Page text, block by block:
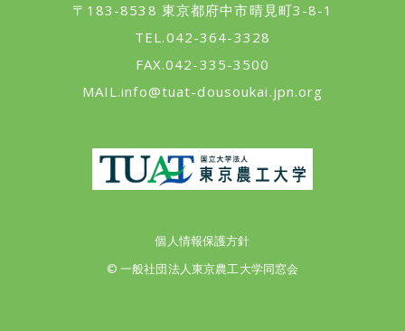
〒183-8538 東京都府中市晴見町3-8-1
TEL.042-364-3328
FAX.042-335-3500
MAIL.info@tuat-dousoukai.jpn.org
個人情報保護方針
© 一般社団法人東京農工大学同窓会